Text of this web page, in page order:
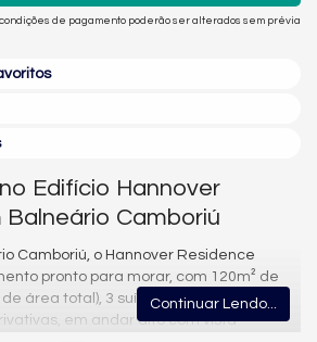
de pagamento poderão ser alterados sem prévia
Edifício Hannover
Balneário Camboriú
Camboriú, o Hannover Residence
pronto para morar, com 120m² de
área total), 3 suítes, 4 banheiros e 2
em andar alto com vista
Continuar Lendo...